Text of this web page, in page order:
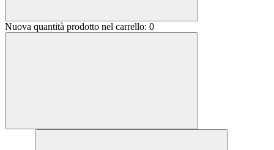
Nuova quantità prodotto nel carrello: 0